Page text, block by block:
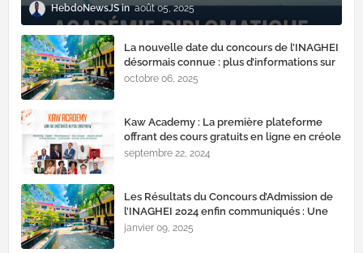
HebdoNewsJS août 05, 2025
La nouvelle date du concours de l’INAGHEI
désormais connue : plus d’informations sur
la validation des inscriptions
octobre 06, 2025
Kaw Academy : La première plateforme
offrant des cours gratuits en ligne en créole
septembre 22, 2024
Les Résultats du Concours d’Admission de
l’INAGHEI 2024 enfin communiqués : Une
nouvelle promotion s'apprête à rejoindre
janvier 09, 2025